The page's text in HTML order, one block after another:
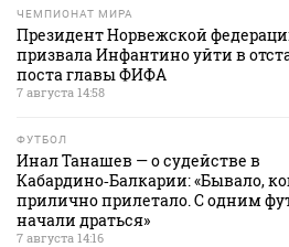
ЧЕМПИОНАТ МИРА
Президент Норвежской
призвала Инфантино уйти в
поста главы ФИФА
7 августа 14:58
ФУТБОЛ
Инал Танашев — о судействе в
Кабардино‑Балкарии: «Бывало,
прилично прилетало. С одним
начали драться»
7 августа 14:16